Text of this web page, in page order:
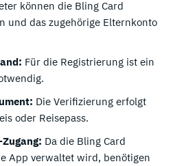
können die Bling Card
und das zugehörige Elternkonto
Für die Registrierung ist ein
Die Verifizierung erfolgt
oder Reisepass.
Da die Bling Card
App verwaltet wird, benötigen